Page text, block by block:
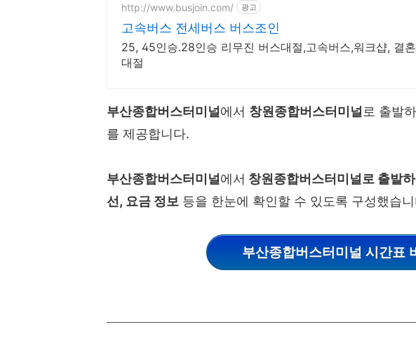
http://www.busjoin.com/ 광고
고속버스 전세버스 버스조인
25, 45인승.28인승 리무진 버스대절,고속버스,워크샵, 결
대절
부산종합버스터미널에서 창원종합버스터미널 로 출발
를 제공합니다.
부산종합버스터미널에서 창원종합버스터미널로 출발
선, 요금 정보 등을 한눈에 확인할 수 있도록 구성했습
부산종합버스터미널 시간표